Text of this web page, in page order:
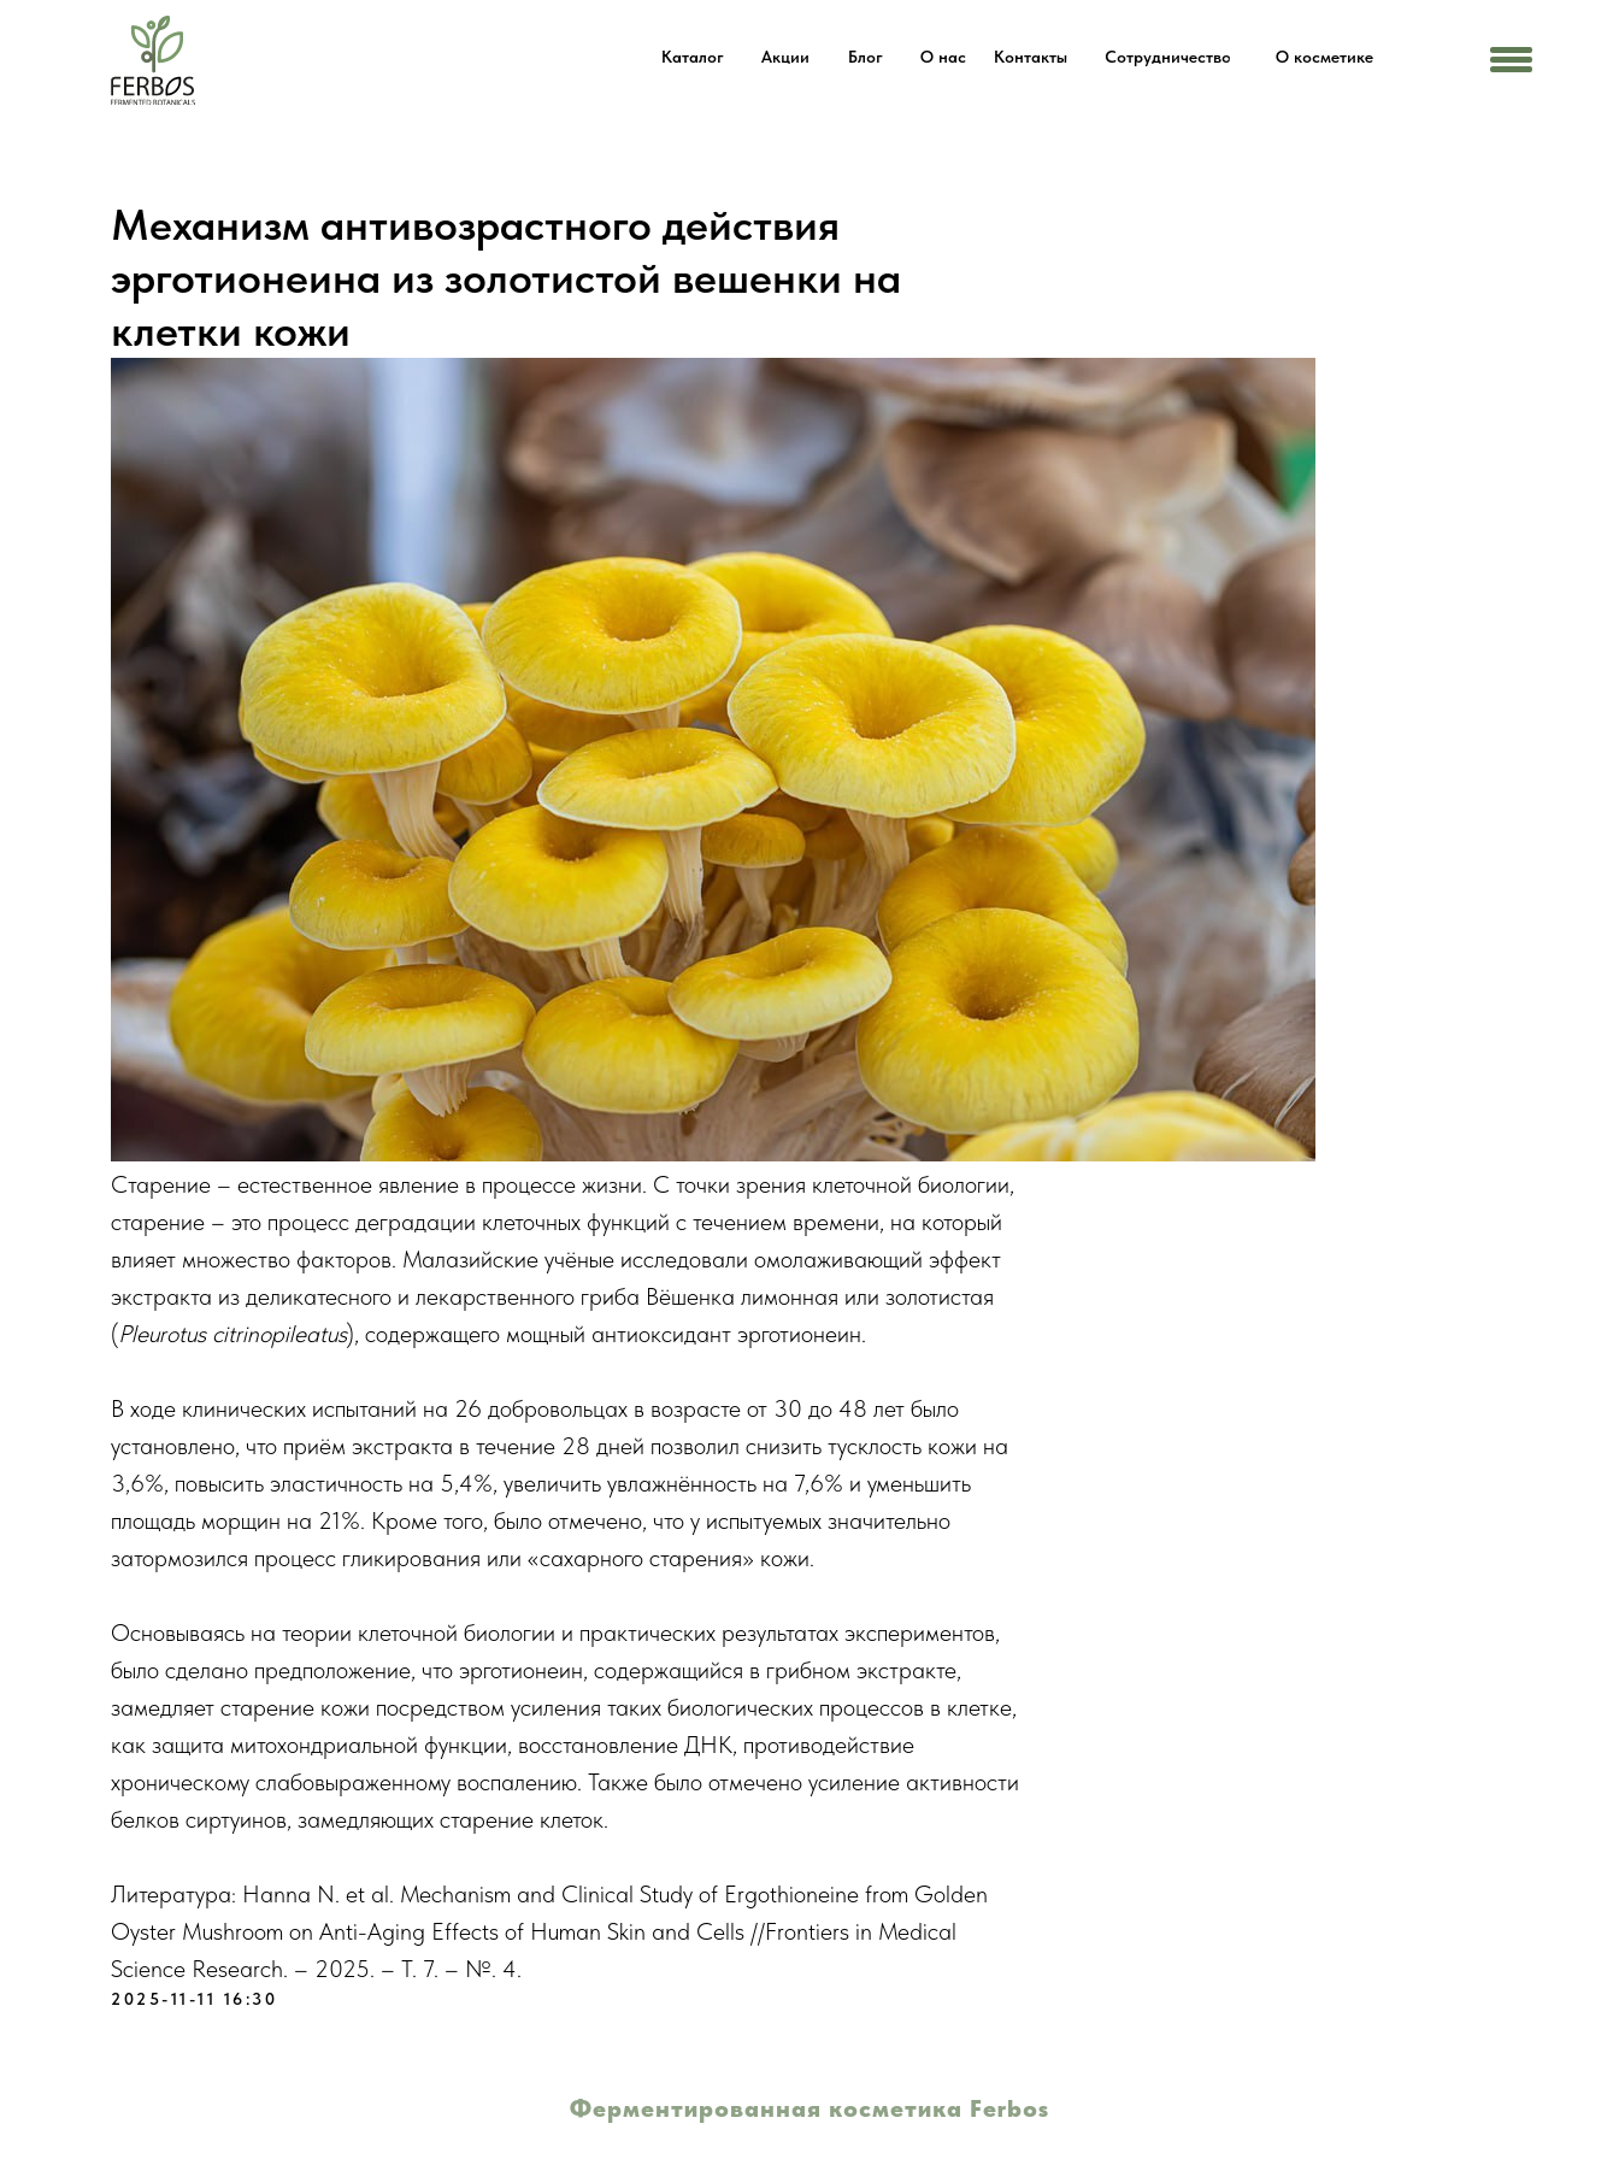
Menu
Каталог Акции Блог О нас Контакты Сотрудничество О косметике
Механизм антивозрастного действия
эрготионеина из золотистой вешенки на
клетки кожи
Старение – естественное явление в процессе жизни. С точки зрения клеточной биологии,
старение – это процесс деградации клеточных функций с течением времени, на который
влияет множество факторов. Малазийские учёные исследовали омолаживающий эффект
экстракта из деликатесного и лекарственного гриба Вёшенка лимонная или золотистая
(Pleurotus citrinopileatus), содержащего мощный антиоксидант эрготионеин.
В ходе клинических испытаний на 26 добровольцах в возрасте от 30 до 48 лет было
установлено, что приём экстракта в течение 28 дней позволил снизить тусклость кожи на
3,6%, повысить эластичность на 5,4%, увеличить увлажнённость на 7,6% и уменьшить
площадь морщин на 21%. Кроме того, было отмечено, что у испытуемых значительно
затормозился процесс гликирования или «сахарного старения» кожи.
Основываясь на теории клеточной биологии и практических результатах экспериментов,
было сделано предположение, что эрготионеин, содержащийся в грибном экстракте,
замедляет старение кожи посредством усиления таких биологических процессов в клетке,
как защита митохондриальной функции, восстановление ДНК, противодействие
хроническому слабовыраженному воспалению. Также было отмечено усиление активности
белков сиртуинов, замедляющих старение клеток.
Литература: Hanna N. et al. Mechanism and Clinical Study of Ergothioneine from Golden
Oyster Mushroom on Anti-Aging Effects of Human Skin and Cells //Frontiers in Medical
Science Research. – 2025. – Т. 7. – №. 4.
2025-11-11 16:30
Ферментированная косметика Ferbos